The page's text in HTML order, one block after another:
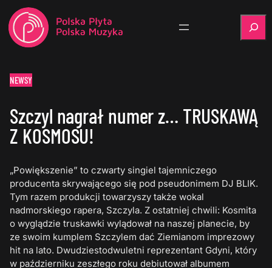
NEWSY
Szczyl nagrał numer z… TRUSKAWĄ
Z KOSMOSU!
„Powiększenie” to czwarty singiel tajemniczego
producenta skrywającego się pod pseudonimem DJ BLIK.
Tym razem produkcji towarzyszy także wokal
nadmorskiego rapera, Szczyla. Z ostatniej chwili: Kosmita
o wyglądzie truskawki wylądował na naszej planecie, by
ze swoim kumplem Szczylem dać Ziemianom imprezowy
hit na lato. Dwudziestodwuletni reprezentant Gdyni, który
w październiku zeszłego roku debiutował albumem